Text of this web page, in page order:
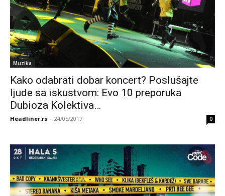
Muzika
Kako odabrati dobar koncert? Poslušajte
ljude sa iskustvom: Evo 10 preporuka
Dubioza Kolektiva…
Headliner.rs - 24/05/2017 0